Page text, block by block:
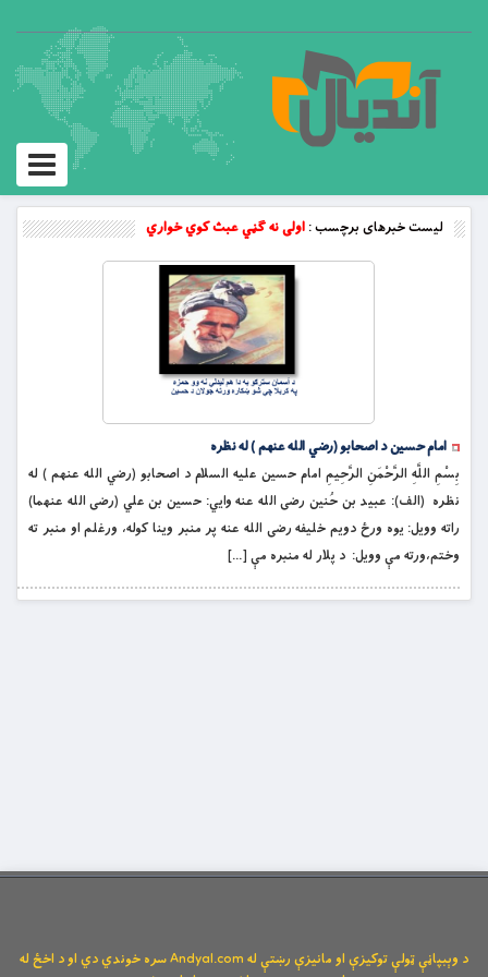
Toggle
لیست خبرهای برچسب :اولى نه ګڼي عبث كوي خواري
امام حسين د اصحابو (رضي الله عنهم ) له نظره
بِسْمِ اللَّهِ الرَّحْمَنِ الرَّحِيمِ امام حسين عليه السلام د اصحابو (رضي الله عنهم ) له
نظره (الف): عبيد بن حُنين رضى الله عنه وايي: حسين بن علي (رضى الله عنهما)
راته وويل: يوه ورځ دويم خليفه رضى الله عنه پر منبر وينا كوله، ورغلم او منبر ته
وختم،ورته مې وويل: د پلار له منبره مې […]
د وېبپاڼې ټولې توکیزې او مانیزې رښتې له Andyal.com سره خوندي دي او د اخځ له